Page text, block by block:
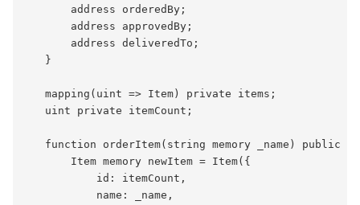
       address orderedBy;
       address approvedBy;
       address deliveredTo;
   }
   mapping(uint => Item) private items;
   uint private itemCount;
   function orderItem(string memory _name) public {
       Item memory newItem = Item({
           id: itemCount,
           name: _name,